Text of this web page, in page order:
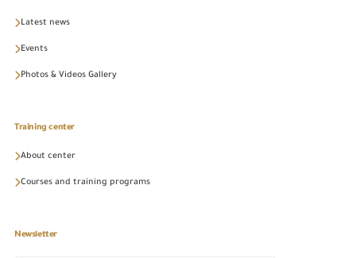
Latest news
Events
Photos & Videos Gallery
Training center
About center
Courses and training programs
Newsletter